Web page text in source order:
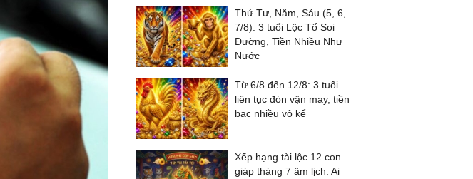
Thứ Tư, Năm, Sáu (5, 6,
7/8): 3 tuổi Lộc Tổ Soi
Đường, Tiền Nhiều Như
Nước
Từ 6/8 đến 12/8: 3 tuổi
liên tục đón vận may, tiền
bạc nhiều vô kể
Xếp hạng tài lộc 12 con
giáp tháng 7 âm lịch: Ai